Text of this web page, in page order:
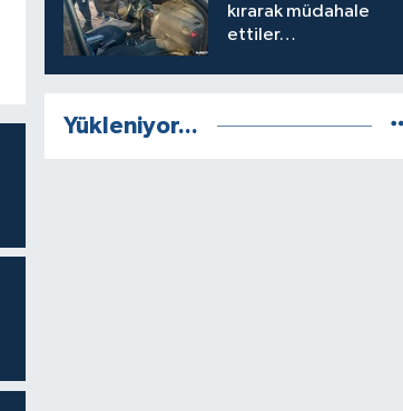
kırarak müdahale
ettiler…
Yükleniyor...